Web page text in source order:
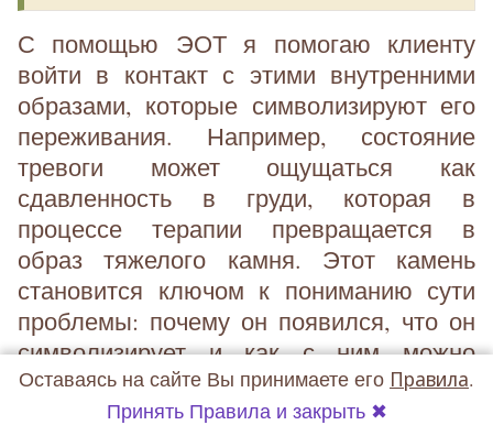
С помощью ЭОТ я помогаю клиенту
войти в контакт с этими внутренними
образами, которые символизируют его
переживания. Например, состояние
тревоги может ощущаться как
сдавленность в груди, которая в
процессе терапии превращается в
образ тяжелого камня. Этот камень
становится ключом к пониманию сути
проблемы: почему он появился, что он
символизирует и как с ним можно
работать.
Оставаясь на сайте Вы принимаете его Правила.
Принять Правила и закрыть ✖